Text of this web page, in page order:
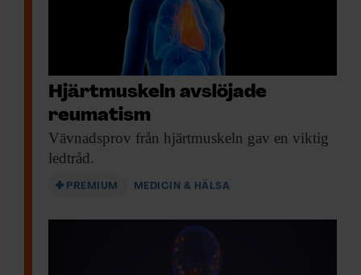
Hjärtmuskeln avslöjade
reumatism
Vävnadsprov från hjärtmuskeln gav en viktig
ledtråd.
PREMIUM MEDICIN & HÄLSA